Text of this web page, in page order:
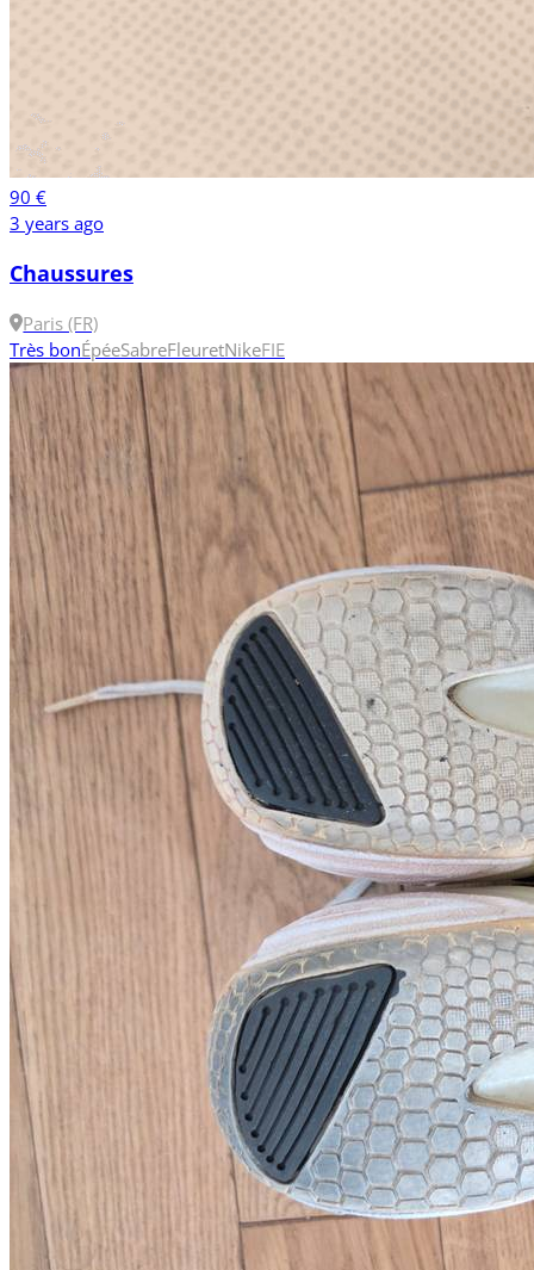
90 €
3 years ago
Chaussures
Paris (FR)
Très bonÉpéeSabreFleuretNikeFIE